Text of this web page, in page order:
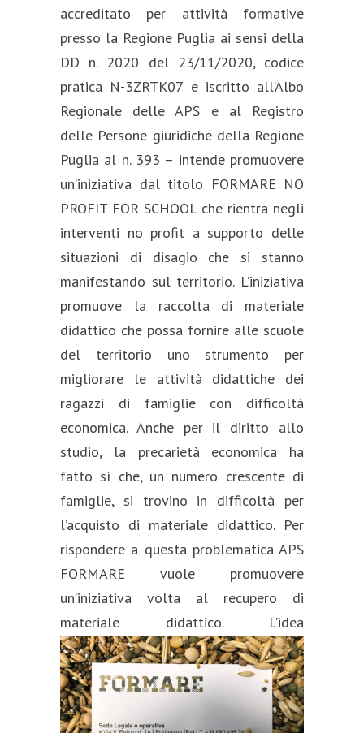
accreditato per attività formative
presso la Regione Puglia ai sensi della
DD n. 2020 del 23/11/2020, codice
pratica N-3ZRTK07 e iscritto all’Albo
Regionale delle APS e al Registro
delle Persone giuridiche della Regione
Puglia al n. 393 – intende promuovere
un’iniziativa dal titolo FORMARE NO
PROFIT FOR SCHOOL che rientra negli
interventi no profit a supporto delle
situazioni di disagio che si stanno
manifestando sul territorio. L’iniziativa
promuove la raccolta di materiale
didattico che possa fornire alle scuole
del territorio uno strumento per
migliorare le attività didattiche dei
ragazzi di famiglie con difficoltà
economica. Anche per il diritto allo
studio, la precarietà economica ha
fatto sì che, un numero crescente di
famiglie, si trovino in difficoltà per
l’acquisto di materiale didattico. Per
rispondere a questa problematica APS
FORMARE vuole promuovere
un’iniziativa volta al recupero di
materiale didattico. L’idea